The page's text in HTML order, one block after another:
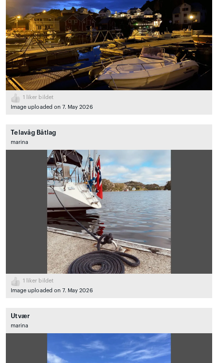
1
liker bildet
Image uploaded on 7. May 2026
Telavåg Båtlag
marina
1
liker bildet
Image uploaded on 7. May 2026
Utvær
marina